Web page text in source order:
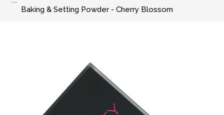
Baking & Setting Powder - Cherry Blossom